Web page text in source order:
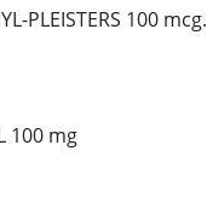
PLEISTERS 100 mcg.
100 mg